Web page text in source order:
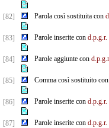
[82] Parola così sostituita con
[83] Parole inserite con d.p.g.r.
[84] Parole aggiunte con
[85] Comma così sostituito con
[86] Parole inserite con d.p.g.r.
[87] Parole inserite con d.p.g.r.